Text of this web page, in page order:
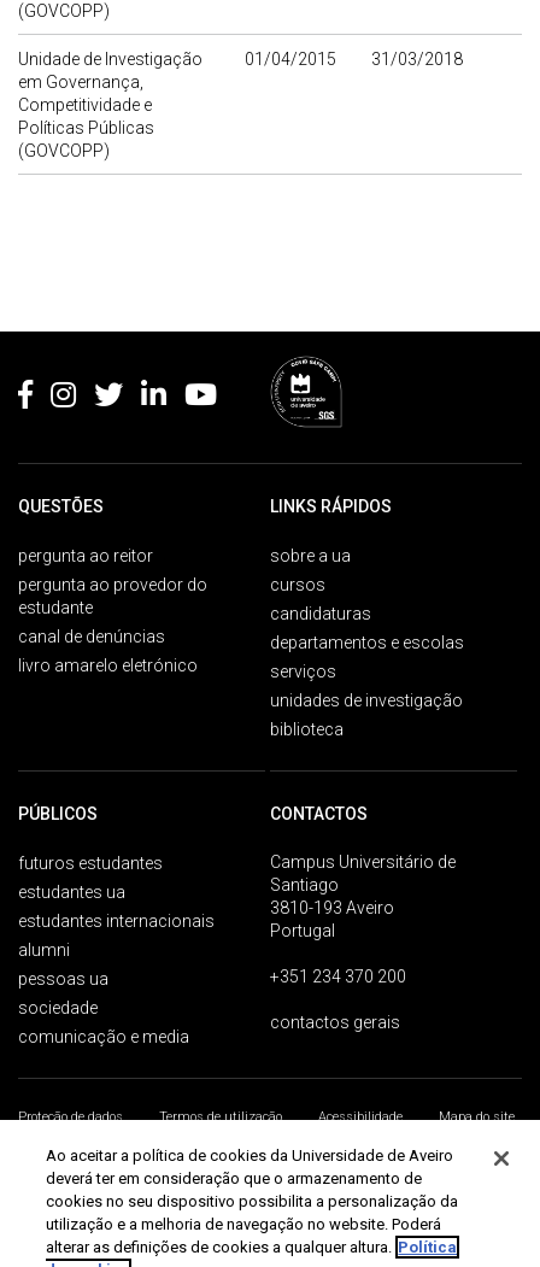
(GOVCOPP)
Unidade de Investigação
em Governança,
Competitividade e
Políticas Públicas
(GOVCOPP)
01/04/2015 31/03/2018
QUESTÕES
pergunta ao reitor
pergunta ao provedor do
estudante
canal de denúncias
livro amarelo eletrónico
LINKS RÁPIDOS
sobre a ua
cursos
candidaturas
departamentos e escolas
serviços
unidades de investigação
biblioteca
PÚBLICOS
futuros estudantes
estudantes ua
estudantes internacionais
alumni
pessoas ua
sociedade
comunicação e media
CONTACTOS
Campus Universitário de
Santiago
3810-193 Aveiro
Portugal
+351 234 370 200
contactos gerais
Proteção de dados Termos de utilização Acessibilidade
Mapa do site
Universidade de Aveiro 2026
Ao aceitar a política de cookies da Universidade de Aveiro
deverá ter em consideração que o armazenamento de
cookies no seu dispositivo possibilita a personalização da
utilização e a melhoria de navegação no website. Poderá
alterar as definições de cookies a qualquer altura. Política